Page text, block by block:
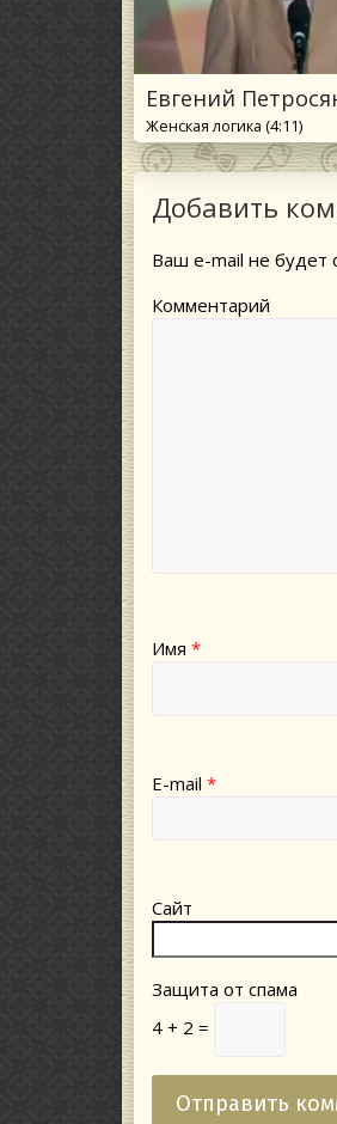
Евгений
Женская логика (4:11)
Добавить
Ваш e-mail не будет
Комментарий
Имя *
E-mail *
Сайт
Защита от спама
4 + 2 =